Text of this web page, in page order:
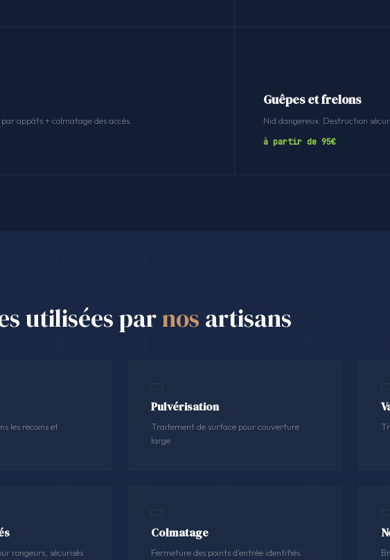
appâts + colmatage des accès.
Guêpes et frelons
Nid dangereux. Destruction
à partir de 95€
utilisées parnos artisans
les recoins et
Pulvérisation
Traitement de surface pour couverture
large.
rongeurs, sécurisés
Colmatage
Fermeture des points d'entrée identifiés.